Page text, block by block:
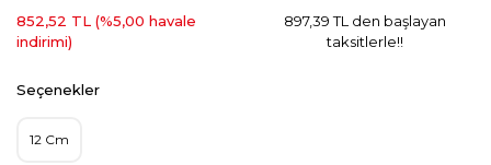
852,52 TL (%5,00 havale
indirimi)
897,39 TL den başlayan
taksitlerle!!
Seçenekler
12 Cm